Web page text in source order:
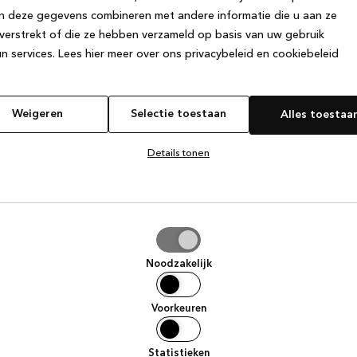
deze gegevens combineren met andere informatie die u aan ze
of die ze hebben verzameld op basis van uw gebruik
services. Lees hier meer over ons privacybeleid en cookiebeleid
Weigeren Selectie toestaan Alles
Details tonen
Noodzakelijk
Voorkeuren
Statistieken
has occurred while loadingwww.kvik.be (see the